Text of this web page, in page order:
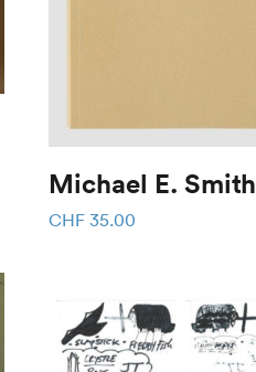
Michael E. Smith
CHF 35.00